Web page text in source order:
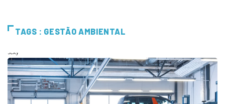
TAGS : GESTÃO AMBIENTAL
Sticky